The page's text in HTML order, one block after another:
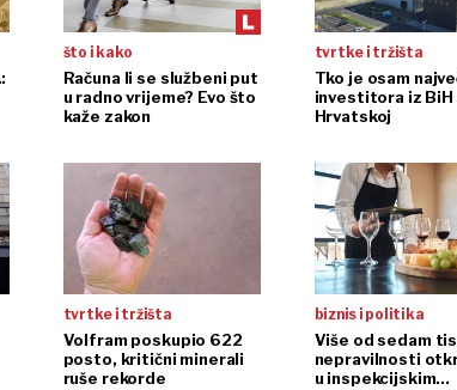
što i kako
Računa li se službeni put
u radno vrijeme? Evo što
kaže zakon
tvrtke i tržišta
Tko je osam
investitora iz BiH
Hrvatskoj
tvrtke i tržišta
Volfram poskupio 622
posto, kritični minerali
ruše rekorde
biznis i politika
Više od sedam
nepravilnosti
u inspekcijskim